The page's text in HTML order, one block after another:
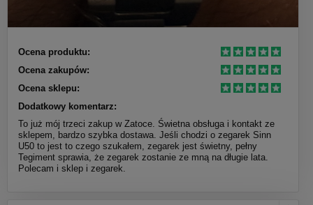
Ocena produktu:
Ocena zakupów:
Ocena sklepu:
Dodatkowy komentarz:
To już mój trzeci zakup w Zatoce. Świetna obsługa i kontakt ze
sklepem, bardzo szybka dostawa. Jeśli chodzi o zegarek Sinn
U50 to jest to czego szukałem, zegarek jest świetny, pełny
Tegiment sprawia, że zegarek zostanie ze mną na długie lata.
Polecam i sklep i zegarek.